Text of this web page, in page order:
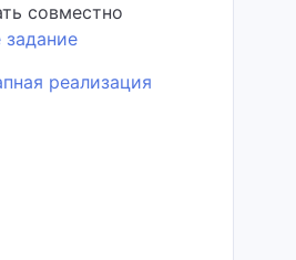
совместно
задание
реализация